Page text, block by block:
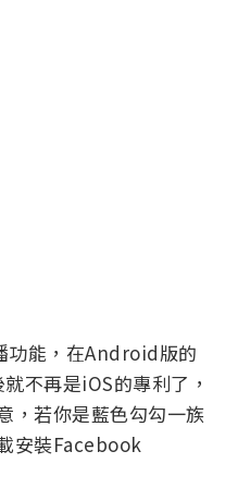
功能，在Android版的
不再是iOS的專利了，
，若你是藍色勾勾一族
安裝Facebook